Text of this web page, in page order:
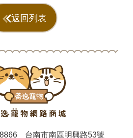
返回列表
台南市南區明興路53號